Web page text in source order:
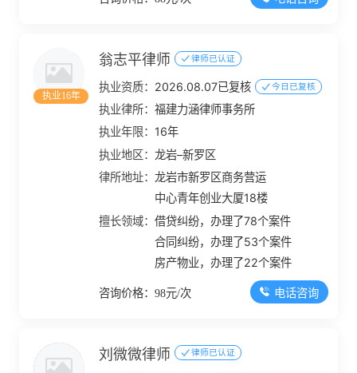
执业16年
翁志平律师 律师已认证
执业资质： 2026.08.07已复核 今日已复核
执业律所：福建力涵律师事务所
执业年限： 16年
执业地区：龙岩–新罗区
律所地址：龙岩市新罗区商务营运
中心青年创业大厦18楼
擅长领域：借贷纠纷，办理了78个案件
合同纠纷，办理了53个案件
房产物业，办理了22个案件
咨询价格：98元/次 电话咨询
刘微微律师 律师已认证